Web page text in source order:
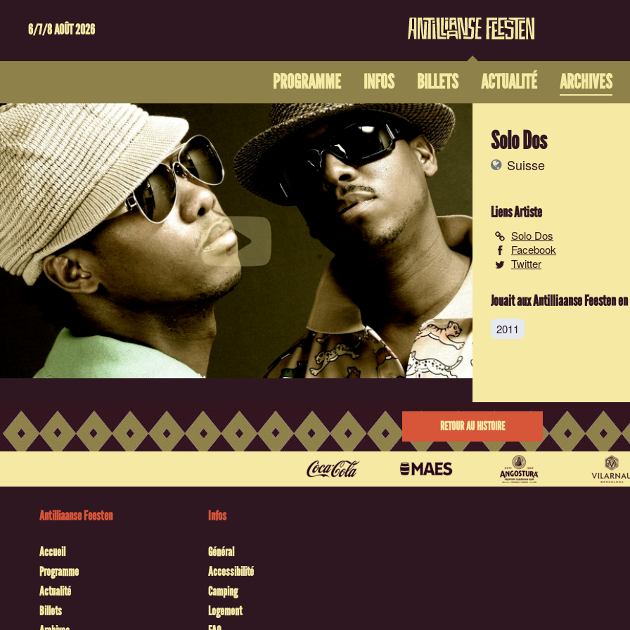
6/7/8 AOÛT 2026
PROGRAMME INFOS BILLETS ACTUALITÉ ARCHIVES
Solo Dos
Suisse
Liens Artiste
Solo Dos
Facebook
Twitter
Jouait aux Antilliaanse Feesten en
2011
RETOUR AU HISTOIRE
Antilliaanse Feesten
Accueil
Programme
Actualité
Billets
Infos
Général
Accessibilité
Camping
Logement